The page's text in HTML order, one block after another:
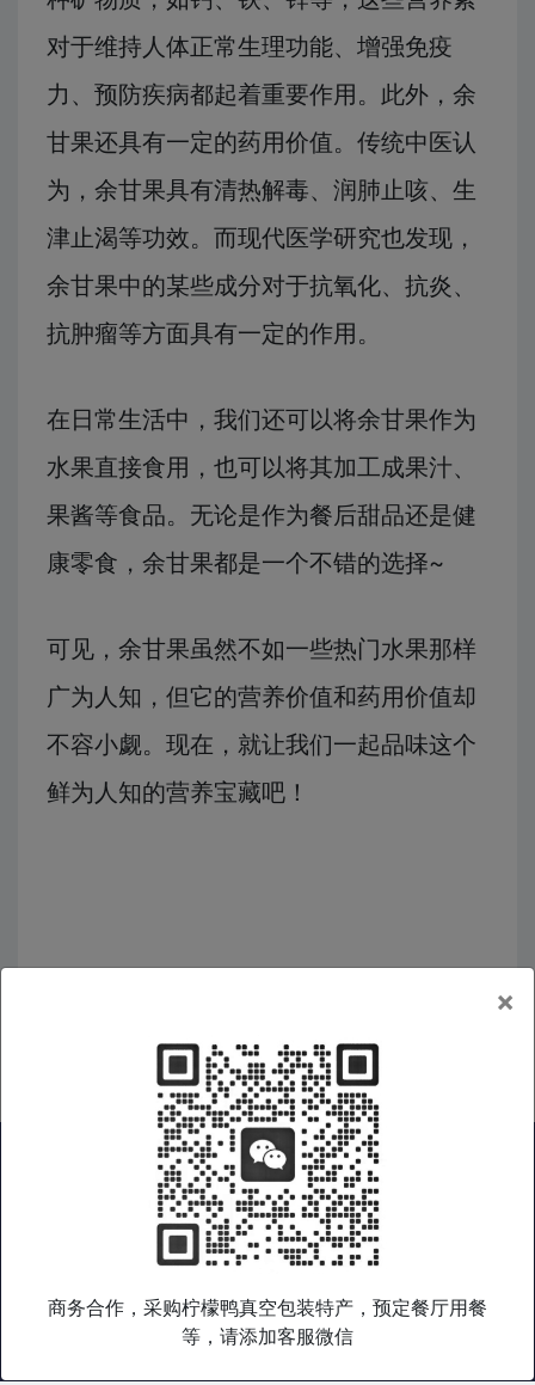
对于维持人体正常生理功能、增强免疫
力、预防疾病都起着重要作用。此外，余
甘果还具有一定的药用价值。传统中医认
为，余甘果具有清热解毒、润肺止咳、生
津止渴等功效。而现代医学研究也发现，
余甘果中的某些成分对于抗氧化、抗炎、
抗肿瘤等方面具有一定的作用。
在日常生活中，我们还可以将余甘果作为
水果直接食用，也可以将其加工成果汁、
果酱等食品。无论是作为餐后甜品还是健
康零食，余甘果都是一个不错的选择~
可见，余甘果虽然不如一些热门水果那样
广为人知，但它的营养价值和药用价值却
不容小觑。现在，就让我们一起品味这个
鲜为人知的营养宝藏吧！
广西特产| 广西旅游|广西企业
|礼品集采|广西老乡会|
服务条款
隐私政策
桂乡语是广西特色产品综合数字门户，专注于广西好物和桂乡文化
输出，致力于通过打造广西特色产品文化数字平台，帮助广西产品
×
商务合作，采购柠檬鸭真空包装特产，预定餐厅用餐
等，请添加客服微信